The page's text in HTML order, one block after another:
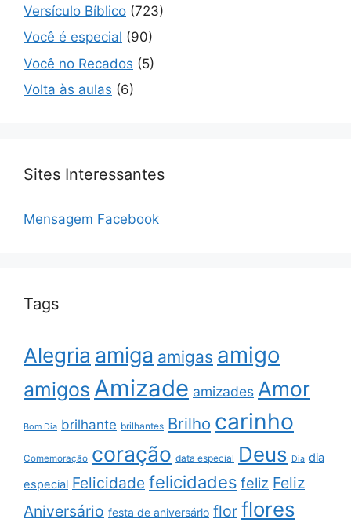
Versículo Bíblico (723)
Você é especial (90)
Você no Recados (5)
Volta às aulas (6)
Sites Interessantes
Mensagem Facebook
Tags
Alegria amiga amigas amigo
amigos Amizade amizades Amor
Bom Dia brilhante brilhantes Brilho carinho
Comemoração coração data especial Deus Dia dia
especial Felicidade felicidades feliz Feliz
Aniversário festa de aniversário flor flores